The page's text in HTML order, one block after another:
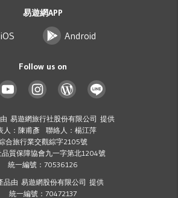
易遊網APP
iOS Android
Follow us on
易遊網旅行社股份有限公司 提供
人：陳甫彥 聯絡人：楊江萍
合旅行業交觀綜字2105號
品質保障協會九一字第北1204號
統一編號：70536126
品由 易遊網股份有限公司 提供
統一編號：70472137